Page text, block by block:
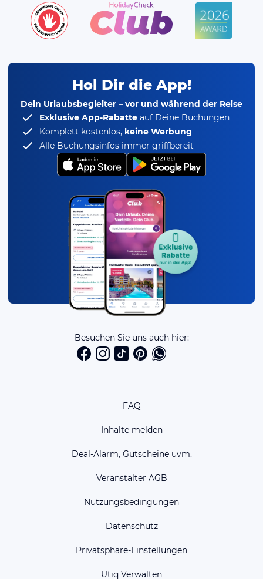
Hol Dir die App!
Dein Urlaubsbegleiter – vor und während der Reise
Exklusive App-Rabatte auf Deine Buchungen
Komplett kostenlos, keine Werbung
Alle Buchungsinfos immer griffbereit
Besuchen Sie uns auch hier:
FAQ
Inhalte melden
Deal-Alarm, Gutscheine uvm.
Veranstalter AGB
Nutzungsbedingungen
Datenschutz
Privatsphäre-Einstellungen
Utiq Verwalten